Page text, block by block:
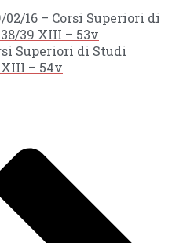
02/16 – Corsi Superiori di
39 XIII – 53v
Superiori di Studi
– 54v